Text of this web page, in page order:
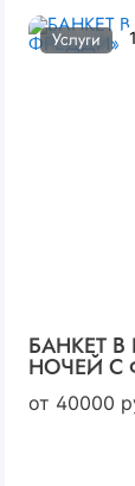
БАНКЕТ В
НОЧЕЙ С
от 40000
Услуги